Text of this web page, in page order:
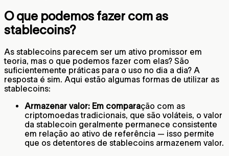
O que podemos fazer com as
stablecoins?
As stablecoins parecem ser um ativo promissor em
teoria, mas o que podemos fazer com elas? São
suficientemente práticas para o uso no dia a dia? A
resposta é sim. Aqui estão algumas formas de utilizar as
stablecoins:
Armazenar valor: Em comparação com as
criptomoedas tradicionais, que são voláteis, o valor
da stablecoin geralmente permanece consistente
em relação ao ativo de referência — isso permite
que os detentores de stablecoins armazenem valor.